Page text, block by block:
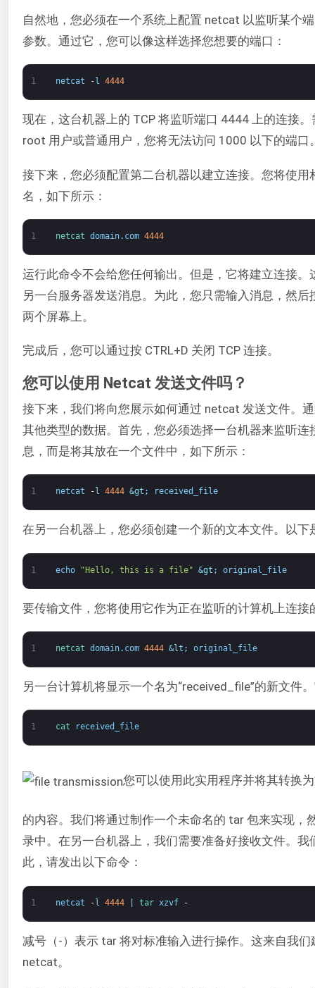
自然地，您必须在一个系统上配置 netcat 以监听某个
参数。通过它，您可以像这样选择您想要的端口：
1 netcat - l 4444
现在，这台机器上的 TCP 将监听端口 4444 上的连接
root 用户或普通用户，您将无法访问 1000 以下的端口
接下来，您必须配置第二台机器以建立连接。您将使
名，如下所示：
1 netcat domain. com 4444
运行此命令不会给您任何输出。但是，它将建立连接
另一台服务器发送消息。为此，您只需输入消息，然后
两个屏幕上。
完成后，您可以通过按 CTRL+D 关闭 TCP 连接。
您可以使用 Netcat 发送文件吗？
接下来，我们将向您展示如何通过 netcat 发送文件。
其他类型的数据。首先，您必须选择一台机器来监听
息，而是将其放在一个文件中，如下所示：
1 netcat - l 4444 &gt; received_file
在另一台机器上，您必须创建一个新的文本文件。以下
1 echo "Hello, this is a file" &gt; original_file
要传输文件，您将使用它作为正在监听的计算机上连接
1 netcat domain. com 4444 &lt; original_file
另一台计算机将显示一个名为“received_file”的新文件
1 cat received_file
您可以使用此实用程序并将其转换
的内容。我们将通过制作一个未命名的 tar 包来实现，
录中。在另一台机器上，我们需要准备好接收文件。
此，请发出以下命令：
1 netcat -l 4444 tar xzvf -
减号（-）表示 tar 将对标准输入进行操作。这来自我
netcat。